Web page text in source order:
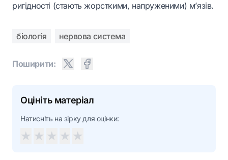
ригідності (стають жорсткими, напруженими) м’язів.
біологія нервова система
Поширити:
Оцініть матеріал
Натисніть на зірку для оцінки:
★ ★ ★ ★ ★